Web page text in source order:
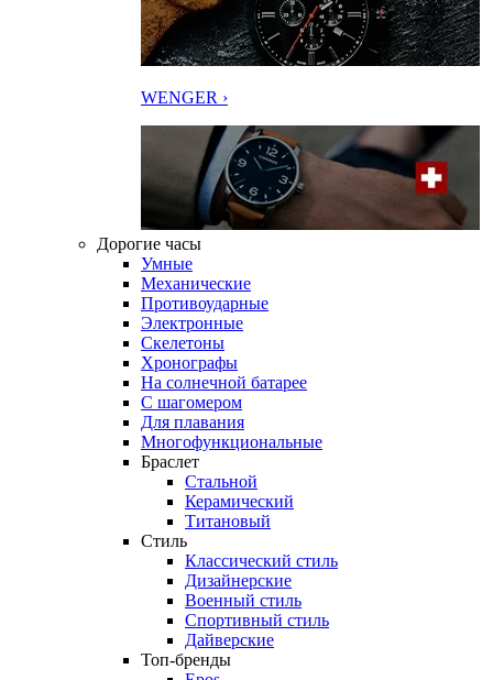
WENGER ›
Дорогие часы
Умные
Механические
Противоударные
Электронные
Скелетоны
Хронографы
На солнечной батарее
С шагомером
Для плавания
Многофункциональные
Браслет
Стальной
Керамический
Титановый
Стиль
Классический стиль
Дизайнерские
Военный стиль
Спортивный стиль
Дайверские
Топ-бренды